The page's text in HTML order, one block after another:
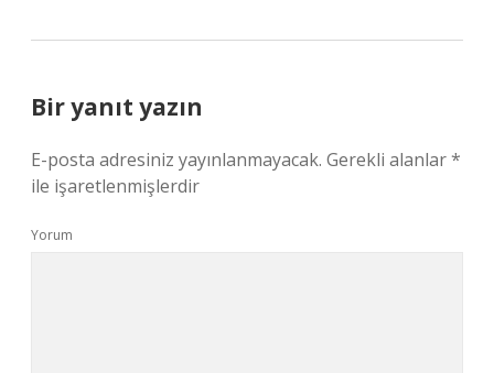
Bir yanıt yazın
E-posta adresiniz yayınlanmayacak. Gerekli alanlar*
ile işaretlenmişlerdir
Yorum